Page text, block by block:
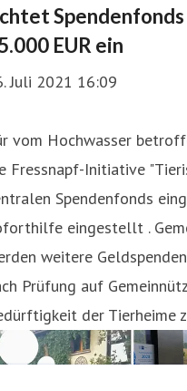
EUR ein
Juli 2021 16:09
vom Hochwasser
Fressnapf-Initiative
Spendenfonds
eingestellt .
weitere
Prüfung auf
der Tierheime